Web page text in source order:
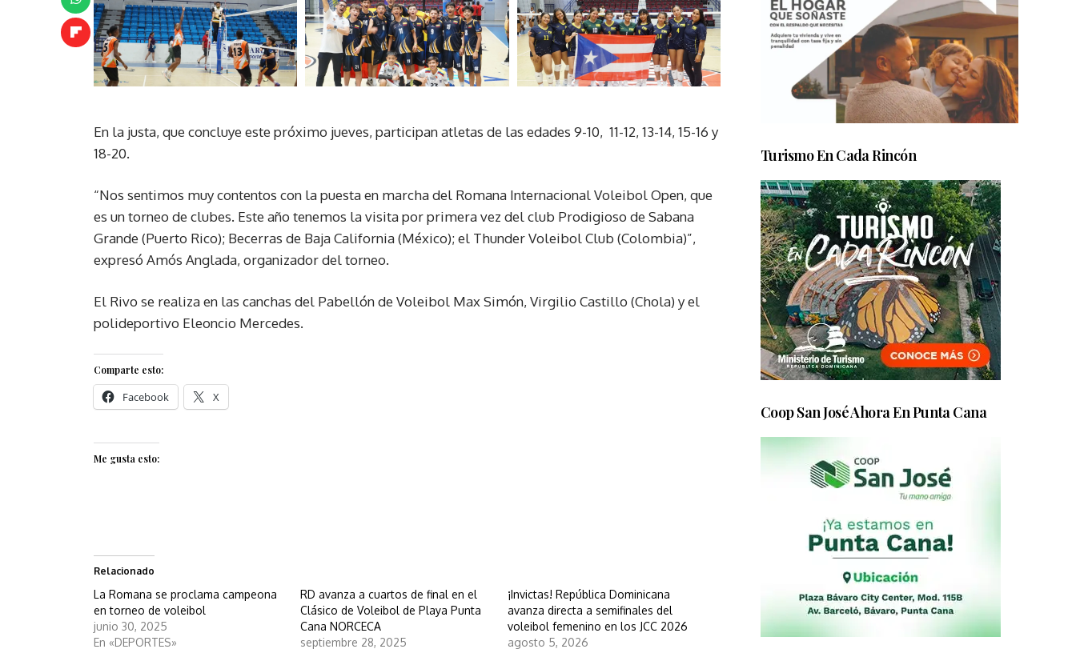
En la justa, que concluye este próximo jueves, participan atletas de las edades 9-10, 11-12, 13-14, 15-16 y
18-20.
“Nos sentimos muy contentos con la puesta en marcha del Romana Internacional Voleibol Open, que
es un torneo de clubes. Este año tenemos la visita por primera vez del club Prodigioso de Sabana
Grande (Puerto Rico); Becerras de Baja California (México); el Thunder Voleibol Club (Colombia)”,
expresó Amós Anglada, organizador del torneo.
El Rivo se realiza en las canchas del Pabellón de Voleibol Max Simón, Virgilio Castillo (Chola) y el
polideportivo Eleoncio Mercedes.
Comparte esto:
Facebook X
Me gusta esto:
Relacionado
La Romana se proclama campeona
en torneo de voleibol
junio 30, 2025
En «DEPORTES»
RD avanza a cuartos de final en el
Clásico de Voleibol de Playa Punta
Cana NORCECA
septiembre 28, 2025
¡Invictas! República Dominicana
avanza directa a semifinales del
voleibol femenino en los JCC 2026
agosto 5, 2026
Turismo En Cada Rincón
Coop San José Ahora En Punta Cana